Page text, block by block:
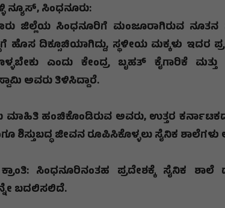
ನ್ಯೂಸ್, ಸಿಂಧನೂರು:
ಜಿಲ್ಲೆಯ ಸಿಂಧನೂರಿಗೆ ಮಂಜೂರಾಗಿರುವ ನೂತನ
ಹೊಸ ದಿಕ್ಸೂಚಿಯಾಗಿದ್ದು, ಸ್ಥಳೀಯ ಮಕ್ಕಳು ಇದರ
ಎಂದು ಕೇಂದ್ರ ಬೃಹತ್ ಕೈಗಾರಿಕೆ
ಅವರು ತಿಳಿಸಿದ್ದಾರೆ.
ಮಾಹಿತಿ ಹಂಚಿಕೊಂಡಿರುವ ಅವರು, ಉತ್ತರ
ಶಿಸ್ತುಬದ್ಧ ಜೀವನ ರೂಪಿಸಿಕೊಳ್ಳಲು ಸೈನಿಕ
ಕ್ರಾಂತಿ: ಸಿಂಧನೂರಿನಂತಹ ಪ್ರದೇಶಕ್ಕೆ ಸೈನಿಕ
ಬದಲಿಸಲಿದೆ.